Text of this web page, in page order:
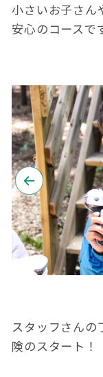
小さいお子さん
安心のコースで
スタッフさんの
険のスタート！